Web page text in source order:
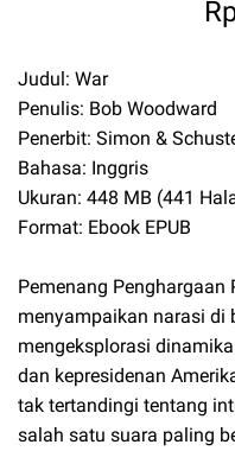
Judul: War
Penulis: Bob Woodward
Penerbit: Simon &
Bahasa: Inggris
Ukuran: 448 MB (441
Format: Ebook EPUB
Pemenang Penghargaan
menyampaikan narasi di
mengeksplorasi
dan kepresidenan
tak tertandingi tentang
salah satu suara paling